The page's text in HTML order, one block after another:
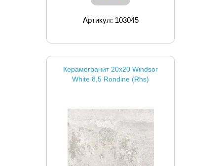
Артикул: 103045
Керамогранит 20x20 Windsor
White 8,5 Rondine (Rhs)